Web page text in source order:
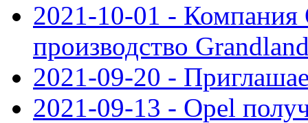
2021-10-01 - Компания
производство
2021-09-20 -
2021-09-13 - Opel